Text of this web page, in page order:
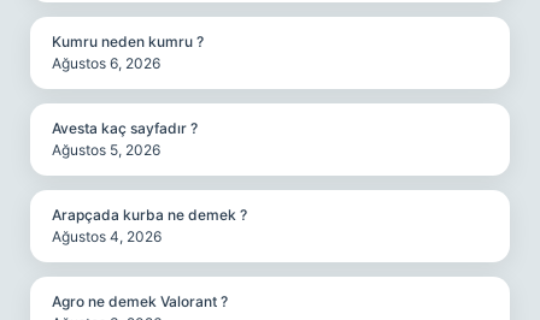
Kumru neden kumru ?
Ağustos 6, 2026
Avesta kaç sayfadır ?
Ağustos 5, 2026
Arapçada kurba ne demek ?
Ağustos 4, 2026
Agro ne demek Valorant ?